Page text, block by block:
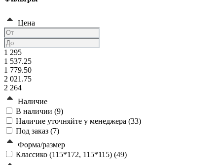
Цена
1 295
1 537.25
1 779.50
2 021.75
2 264
Наличие
В наличии (9)
Наличие уточняйте у менеджера (33)
Под заказ (7)
Форма/размер
Классико (115*172, 115*115) (49)